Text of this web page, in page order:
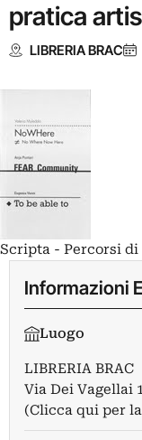
pratica
LIBRERIA BRAC
Scripta - Percorsi
Informazioni
Luogo
LIBRERIA BRAC
Via Dei Vagellai
(Clicca qui per